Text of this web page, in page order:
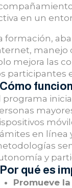
en un
formación,
manejo
mejora las
participantes
programa
en línea
y
qué es
Promueve